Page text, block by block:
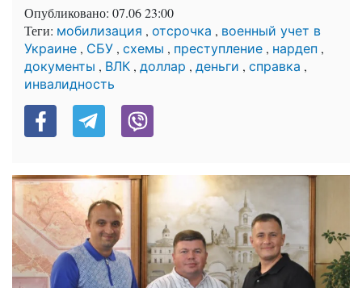
Опубликовано: 07.06 23:00
Теги: мобилизация , отсрочка , военный учет в
Украине , СБУ , схемы , преступление , нардеп ,
документы , ВЛК , доллар , деньги , справка ,
инвалидность